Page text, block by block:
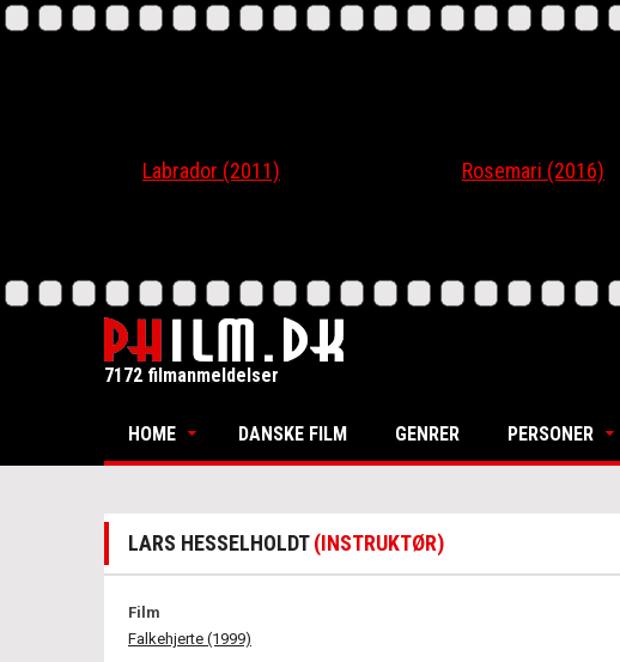
Labrador (2011) Rosemari (2016)
7172 filmanmeldelser
HOME DANSKE FILM GENRER PERSONER
LARS HESSELHOLDT(INSTRUKTØR)
Film
Falkehjerte (1999)